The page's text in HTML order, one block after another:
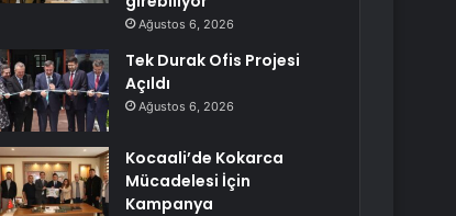
Ağustos 6, 2026
Tek Durak Ofis Projesi
Açıldı
Ağustos 6, 2026
Kocaali’de Kokarca
Mücadelesi İçin
Kampanya